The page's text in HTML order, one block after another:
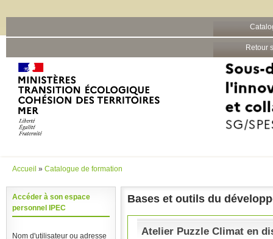
Retour
Vous êtes ici
Accueil » Catalogue de formation
Accéder à son espace
personnel IPEC
Nom d'utilisateur ou adresse
Bases et outils du
Atelier Puzzle Climat en